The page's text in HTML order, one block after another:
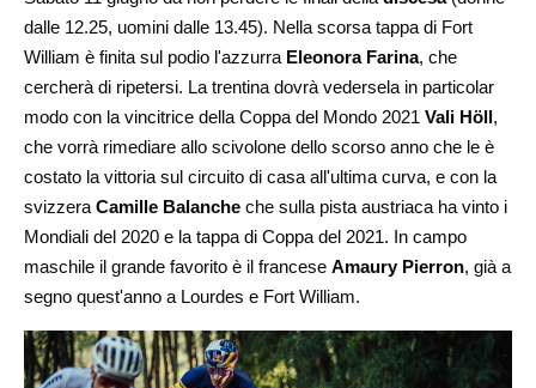
dalle 12.25, uomini dalle 13.45). Nella scorsa tappa di Fort
William è finita sul podio l'azzurra Eleonora Farina, che
cercherà di ripetersi. La trentina dovrà vedersela in particolar
modo con la vincitrice della Coppa del Mondo 2021 Vali Höll,
che vorrà rimediare allo scivolone dello scorso anno che le è
costato la vittoria sul circuito di casa all'ultima curva, e con la
svizzera Camille Balanche che sulla pista austriaca ha vinto i
Mondiali del 2020 e la tappa di Coppa del 2021. In campo
maschile il grande favorito è il francese Amaury Pierron, già a
segno quest'anno a Lourdes e Fort William.